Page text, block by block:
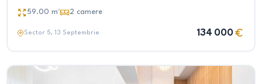
59.00 m² 2 camere
Sector 5, 13 Septembrie 134 000